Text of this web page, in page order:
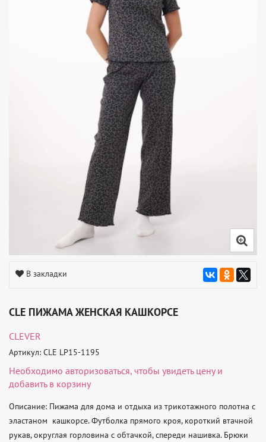
В закладки
CLE ПИЖАМА ЖЕНСКАЯ КАШКОРСЕ
CLEVER
Артикул: CLE LP15-1195
Необходимо авторизоваться, чтобы увидеть цену и
добавить в корзину
Описание: Пижама для дома и отдыха из трикотажного полотна с
эластаном  кашкорсе. Футболка прямого кроя, короткий втачной
рукав, округлая горловина с обтачкой, спереди нашивка. Брюки